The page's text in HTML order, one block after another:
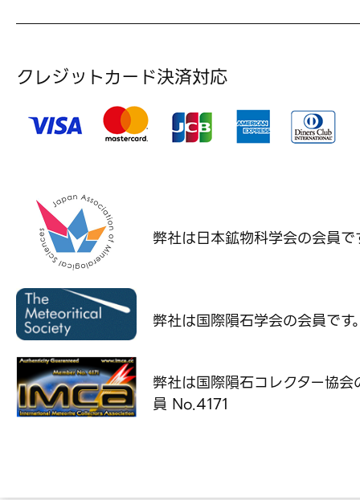
クレジットカード決済対応
弊社は日本鉱物科学会の会員で
弊社は国際隕石学会の会員です
弊社は国際隕石コレクター協会
員 No.4171